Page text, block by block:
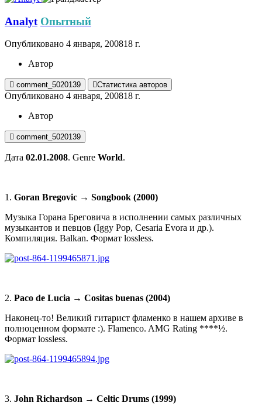
Analyt Опытный
Опубликовано 4 января, 200818 г.
Автор
comment_5020139 Статистика авторов
Опубликовано 4 января, 200818 г.
Автор
comment_5020139
Дата 02.01.2008. Genre World.
1. Goran Bregovic → Songbook (2000)
Музыка Горана Бреговича в исполнении самых различных
музыкантов и певцов (Iggy Pop, Cesaria Evora и др.).
Компиляция. Balkan. Формат lossless.
2. Paco de Lucia → Cositas buenas (2004)
Наконец-то! Великий гитарист фламенко в нашем архиве в
полноценном формате :). Flamenco. AMG Rating ****½.
Формат lossless.
3. John Richardson → Celtic Drums (1999)